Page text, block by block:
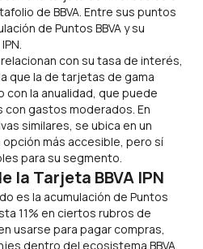
de BBVA. Entre sus puntos
de Puntos BBVA y su
con su tasa de interés,
que la de tarjetas de gama
con la anualidad, que puede
gastos moderados. En
similares, se ubica en un
más accesible, pero sí
para su segmento.
la Tarjeta BBVA IPN
es la acumulación de Puntos
11% en ciertos rubros de
usarse para pagar compras,
dentro del ecosistema BBVA.